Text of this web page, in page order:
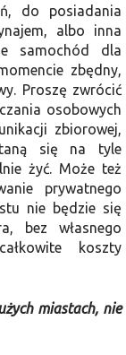
do posiadania
albo inna
samochód dla
zbędny,
Proszę zwrócić
osobowych
zbiorowej,
się na tyle
żyć. Może też
prywatnego
nie będzie się
bez własnego
koszty
miastach, nie